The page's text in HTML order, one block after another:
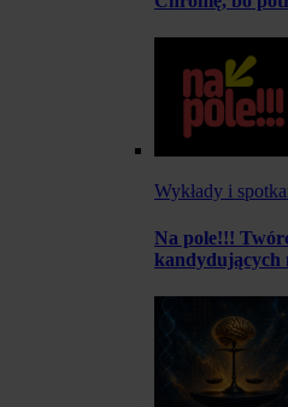
Wykłady i
Na pole!!!
kandydujących